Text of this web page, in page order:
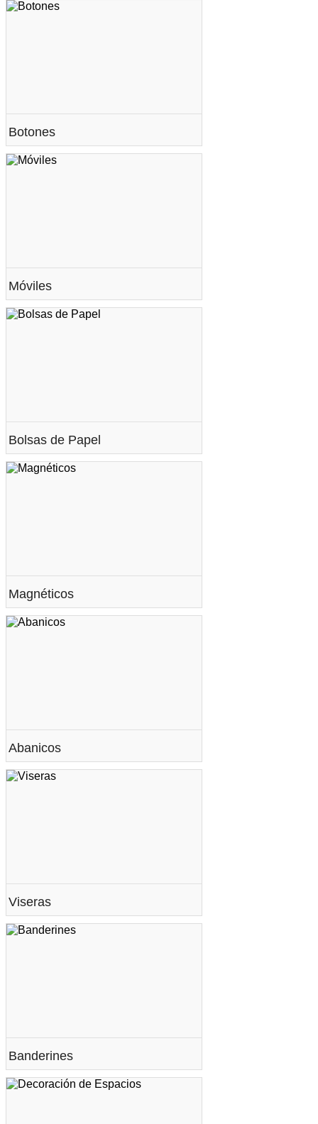
Botones
Móviles
Bolsas de Papel
Magnéticos
Abanicos
Viseras
Banderines